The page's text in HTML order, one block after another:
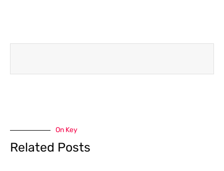
On Key
Related Posts